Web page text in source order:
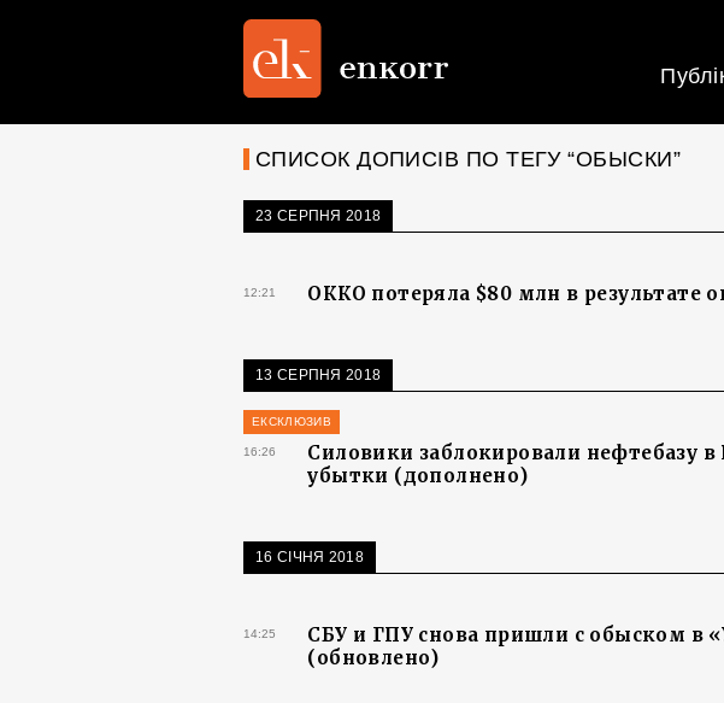
СПИСОК ДОПИСІВ ПО ТЕГУ “ОБЫСКИ”
23 СЕРПНЯ 2018
12:21 ОККО потеряла $80 млн в результате
13 СЕРПНЯ 2018
ЕКСКЛЮЗИВ
16:26
Силовики заблокировали нефтебазу в
убытки (дополнено)
16 СІЧНЯ 2018
14:25
СБУ и ГПУ снова пришли с обыском в
(обновлено)